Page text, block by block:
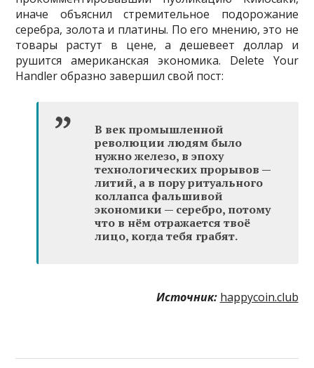
иначе объяснил стремительное подорожание
серебра, золота и платины. По его мнению, это не
товары растут в цене, а дешевеет доллар и
рушится американская экономика. Delete Your
Handler образно завершил свой пост:
В век промышленной
революции людям было
нужно железо, в эпоху
технологических прорывов —
литий, а в пору ритуального
коллапса фальшивой
экономики — серебро, потому
что в нём отражается твоё
лицо, когда тебя грабят.
Источник: happycoin.club